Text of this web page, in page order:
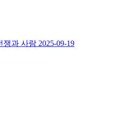
쟁과 사람 2025-09-19